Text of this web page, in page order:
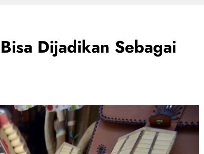
Dijadikan Sebagai